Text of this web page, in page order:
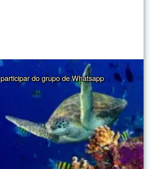
do grupo de Whatsapp